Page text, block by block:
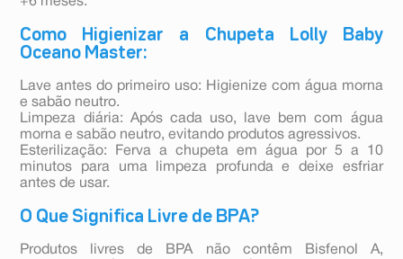
Como Higienizar a Chupeta Lolly Baby
Oceano Master:
Lave antes do primeiro uso: Higienize com água morna
e sabão neutro.
Limpeza diária: Após cada uso, lave bem com água
morna e sabão neutro, evitando produtos agressivos.
Esterilização: Ferva a chupeta em água por 5 a 10
minutos para uma limpeza profunda e deixe esfriar
antes de usar.
O Que Significa Livre de BPA?
Produtos livres de BPA não contêm Bisfenol A,